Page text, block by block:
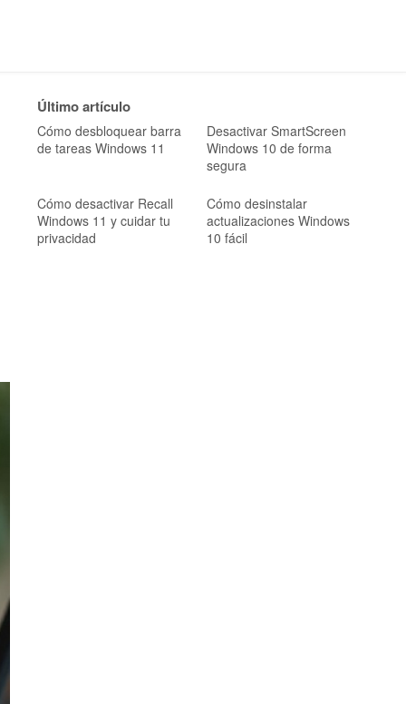
Último artículo
Cómo desbloquear barra
de tareas Windows 11
Desactivar SmartScreen
Windows 10 de forma
segura
Cómo desactivar Recall
Windows 11 y cuidar tu
privacidad
Cómo desinstalar
actualizaciones Windows
10 fácil